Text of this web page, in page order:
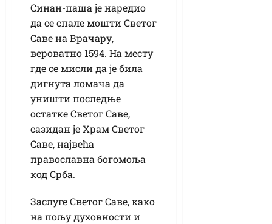
Синан-паша је наредио
да се спале мошти Светог
Саве на Врачару,
вероватно 1594. На месту
где се мисли да је била
дигнута ломача да
уништи последње
остатке Светог Саве,
сазидан је Храм Светог
Саве, највећа
православна богомоља
код Срба.
Заслуге Светог Саве, како
на пољу духовности и